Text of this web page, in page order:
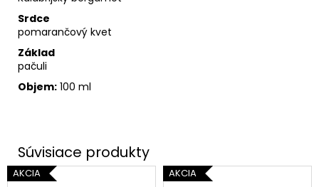
Srdce
pomarančový kvet
Základ
pačuli
Objem: 100 ml
AKCIA AKCIA